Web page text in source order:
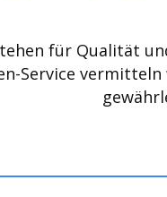
für Qualität
Service